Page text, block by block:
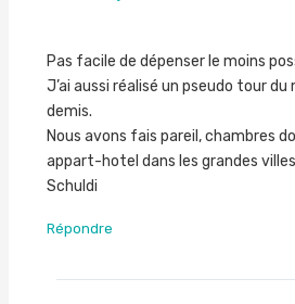
Pas facile de dépenser le moins
J’ai aussi réalisé un pseudo tour
demis.
Nous avons fais pareil, chambres
appart-hotel dans les grandes
Schuldi
Répondre